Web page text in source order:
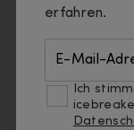
Mehr
erfahren.
E-Mail-
Ich